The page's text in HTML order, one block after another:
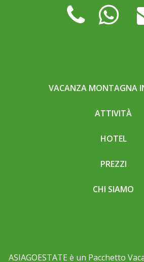
VACANZA MONTAGNA
ATTIVITÀ
HOTEL
PREZZI
CHI SIAMO
ASIAGOESTATE è un Pacchetto